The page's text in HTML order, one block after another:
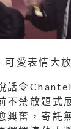
愛表情大放
話令
不禁放題式
興奮，寄託